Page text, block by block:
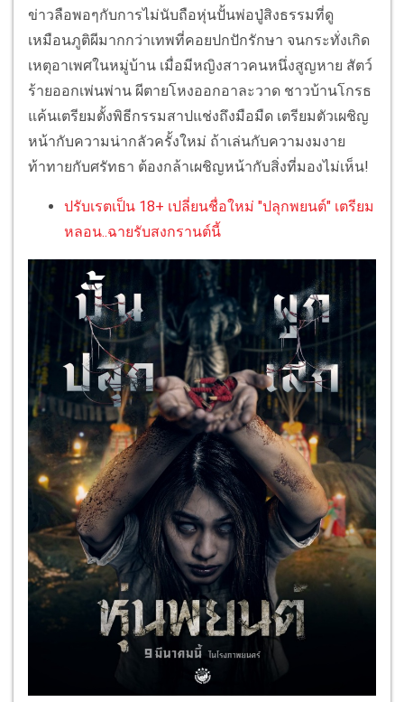
ข่าวลือพอๆกับการไม่นับถือหุ่นปั้นพ่อปู่สิงธรรมที่ดู
เหมือนภูติผีมากกว่าเทพที่คอยปกปักรักษา จนกระทั่งเกิด
เหตุอาเพศในหมู่บ้าน เมื่อมีหญิงสาวคนหนึ่งสูญหาย สัตว์
ร้ายออกเพ่นพ่าน ผีตายโหงออกอาละวาด ชาวบ้านโกรธ
แค้นเตรียมตั้งพิธีกรรมสาปแช่งถึงมือมืด เตรียมตัวเผชิญ
หน้ากับความน่ากลัวครั้งใหม่ ถ้าเล่นกับความงมงาย
ท้าทายกับศรัทธา ต้องกล้าเผชิญหน้ากับสิ่งที่มองไม่เห็น!
ปรับเรตเป็น 18+ เปลี่ยนชื่อใหม่ "ปลุกพยนต์" เตรียม
หลอน..ฉายรับสงกรานต์นี้